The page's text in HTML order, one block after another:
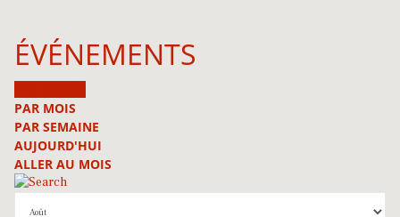
ÉVÉNEMENTS
PAR MOIS
PAR SEMAINE
AUJOURD'HUI
ALLER AU MOIS